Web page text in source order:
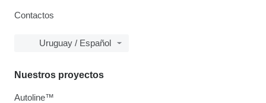
Contactos
Uruguay / Español
Nuestros proyectos
Autoline™